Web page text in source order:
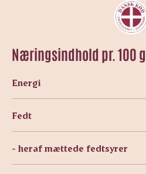
Næringsindhold pr. 100 g
Energi
Fedt
- heraf mættede fedtsyrer